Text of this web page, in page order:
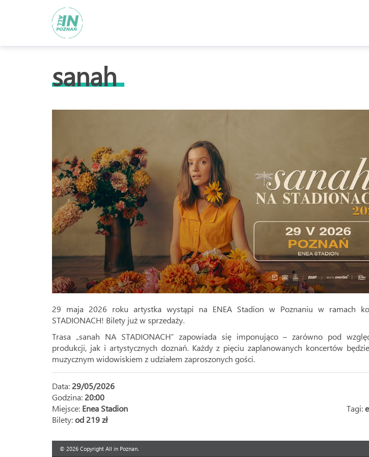
sanah
29 maja 2026 roku artystka wystąpi na ENEA Stadion w Poznaniu w ramach
STADIONACH! Bilety już w sprzedaży.
Trasa „sanah NA STADIONACH” zapowiada się imponująco – zarówno pod
produkcji, jak i artystycznych doznań. Każdy z pięciu zaplanowanych koncertów
muzycznym widowiskiem z udziałem zaproszonych gości.
Data: 29/05/2026
Godzina: 20:00
Miejsce: Enea Stadion
Bilety:od 219 zł
Tagi:
© 2026 Copyright All in Poznan.